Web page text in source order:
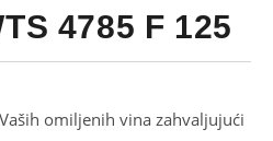
4785 F 125
omiljenih vina zahvaljujući